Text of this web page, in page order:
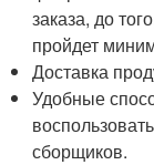
заказа, до
пройдет
Доставка
Удобные
сборщиков.